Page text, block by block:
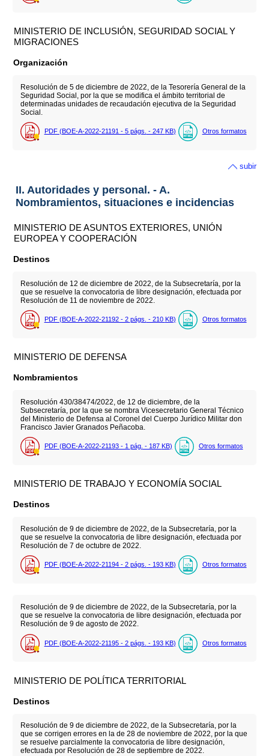
MINISTERIO DE INCLUSIÓN, SEGURIDAD SOCIAL Y
MIGRACIONES
Organización
Resolución de 5 de diciembre de 2022, de la Tesorería General de la
Seguridad Social, por la que se modifica el ámbito territorial de
determinadas unidades de recaudación ejecutiva de la Seguridad
Social.
PDF (BOE-A-2022-21191 - 5 págs. - 247 KB) Otros formatos
subir
II. Autoridades y personal. - A.
Nombramientos, situaciones e incidencias
MINISTERIO DE ASUNTOS EXTERIORES, UNIÓN
EUROPEA Y COOPERACIÓN
Destinos
Resolución de 12 de diciembre de 2022, de la Subsecretaría, por la
que se resuelve la convocatoria de libre designación, efectuada por
Resolución de 11 de noviembre de 2022.
PDF (BOE-A-2022-21192 - 2 págs. - 210 KB) Otros formatos
MINISTERIO DE DEFENSA
Nombramientos
Resolución 430/38474/2022, de 12 de diciembre, de la
Subsecretaría, por la que se nombra Vicesecretario General Técnico
del Ministerio de Defensa al Coronel del Cuerpo Jurídico Militar don
Francisco Javier Granados Peñacoba.
PDF (BOE-A-2022-21193 - 1 pág. - 187 KB) Otros formatos
MINISTERIO DE TRABAJO Y ECONOMÍA SOCIAL
Destinos
Resolución de 9 de diciembre de 2022, de la Subsecretaría, por la
que se resuelve la convocatoria de libre designación, efectuada por
Resolución de 7 de octubre de 2022.
PDF (BOE-A-2022-21194 - 2 págs. - 193 KB) Otros formatos
Resolución de 9 de diciembre de 2022, de la Subsecretaría, por la
que se resuelve la convocatoria de libre designación, efectuada por
Resolución de 9 de agosto de 2022.
PDF (BOE-A-2022-21195 - 2 págs. - 193 KB) Otros formatos
MINISTERIO DE POLÍTICA TERRITORIAL
Destinos
Resolución de 9 de diciembre de 2022, de la Subsecretaría, por la
que se corrigen errores en la de 28 de noviembre de 2022, por la que
se resuelve parcialmente la convocatoria de libre designación,
efectuada por Resolución de 28 de septiembre de 2022.